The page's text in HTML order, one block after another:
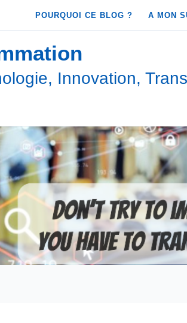
POURQUOI CE BLOG ? A MON
Innovation,